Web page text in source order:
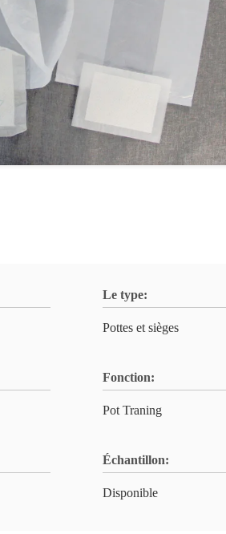
Le type:
Pottes et sièges
Fonction:
Pot Traning
Échantillon:
Disponible